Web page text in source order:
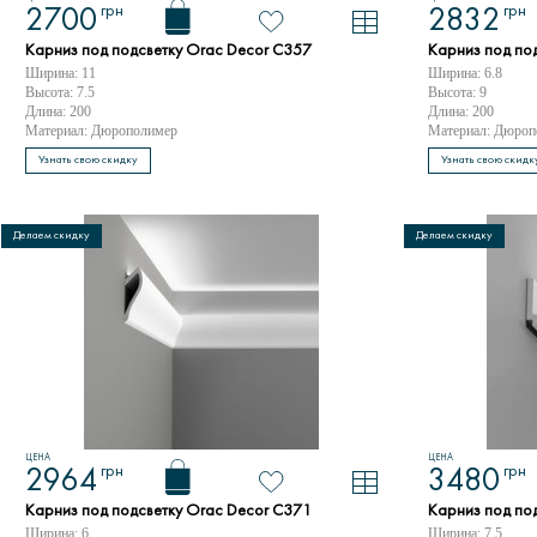
2700 грн
Карниз под подсветку Orac Decor C357
Ширина: 11
Высота: 7.5
Длина: 200
Материал: Дюрополимер
Узнать свою скидку
2832 грн
Карниз под
Ширина: 6.8
Высота: 9
Длина: 200
Материал:
Узнать свою
ЦЕНА
2964 грн
Карниз под подсветку Orac Decor C371
Ширина: 6
Делаем скидку
ЦЕНА
3480 грн
Карниз под
Ширина: 7.5
Делаем скидку